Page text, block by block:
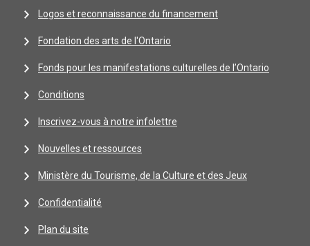
Logos et reconnaissance du financement
Fondation des arts de l'Ontario
Fonds pour les manifestations culturelles de l’Ontario
Conditions
Inscrivez-vous à notre infolettre
Nouvelles et ressources
Ministère du Tourisme, de la Culture et des Jeux
Confidentialité
Plan du site